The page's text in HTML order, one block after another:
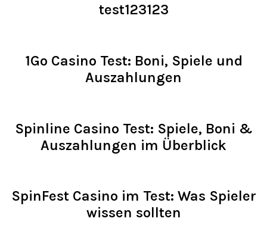
test123123
1Go Casino Test: Boni, Spiele und
Auszahlungen
Spinline Casino Test: Spiele, Boni &
Auszahlungen im Überblick
SpinFest Casino im Test: Was Spieler
wissen sollten